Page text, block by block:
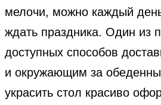
мелочи, можно каждый
ждать праздника. Один из
доступных способов
и окружающим за
украсить стол красиво